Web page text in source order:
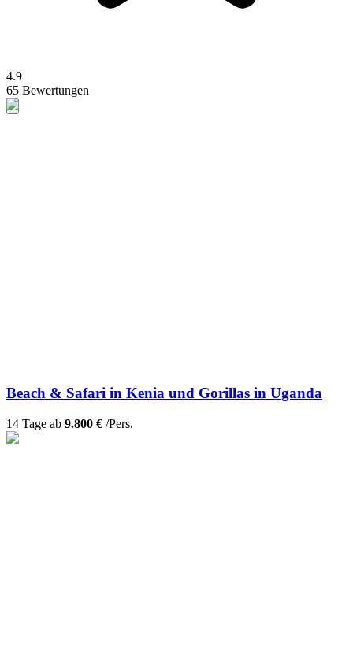
4.9
65 Bewertungen
Beach & Safari in Kenia und Gorillas in Uganda
14 Tage ab 9.800 € /Pers.